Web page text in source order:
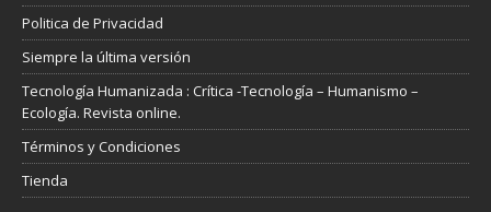
Politica de Privacidad
Siempre la última versión
Tecnología Humanizada : Crítica -Tecnología – Humanismo –
Ecología. Revista online.
Términos y Condiciones
Tienda